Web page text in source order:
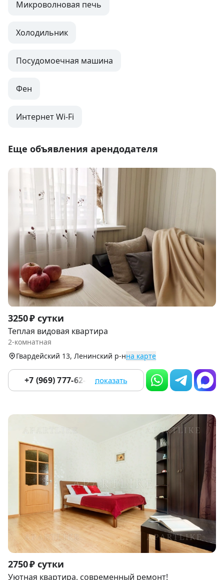
Микроволновая печь
Холодильник
Посудомоечная машина
Фен
Интернет Wi-Fi
Еще объявления арендодателя
Item
1
of
9
3250 ₽ сутки
Теплая видовая квартира
2-комнатная
Гвардейский 13, Ленинский р-нна карте
+7 (969) 777-62-65 показать
Item
1
2750 ₽ сутки
Уютная квартира, современный ремонт!